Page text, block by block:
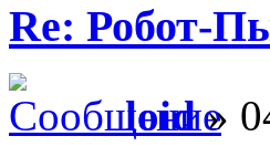
Re: Робот-
loid»